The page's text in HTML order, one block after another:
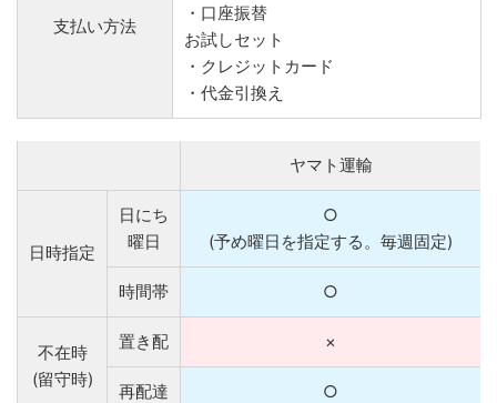
支払い方法
・口座振替
お試しセット
・クレジットカード
・代金引換え
ヤマト運輸
日時指定
日にち
曜日
○
(予め曜日を指定する。毎週固定)
時間帯 ○
不在時
(留守時)
置き配 ×
再配達 ○